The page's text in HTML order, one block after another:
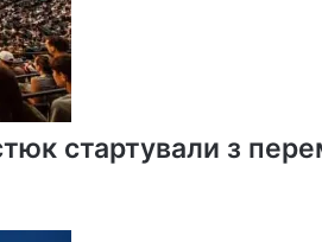
стартували з